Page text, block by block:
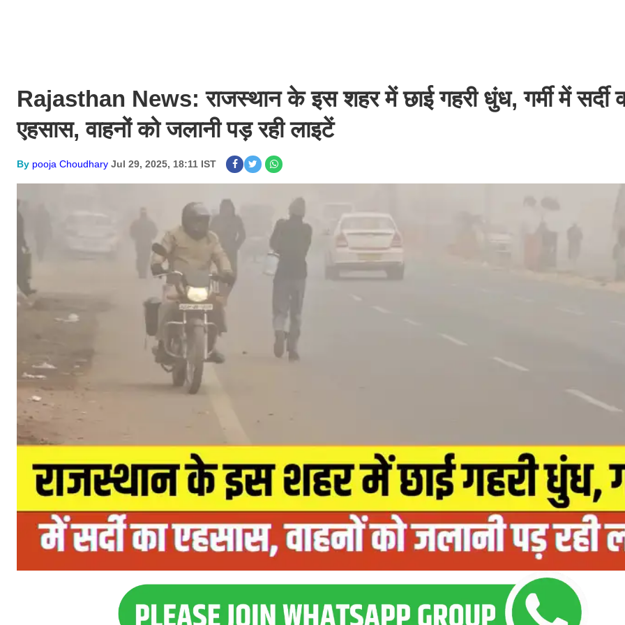
Rajasthan News: राजस्थान के इस शहर में छाई गहरी धुंध, गर्मी में सर्दी
एहसास, वाहनों को जलानी पड़ रही लाइटें
By pooja Choudhary Jul 29, 2025, 18:11 IST